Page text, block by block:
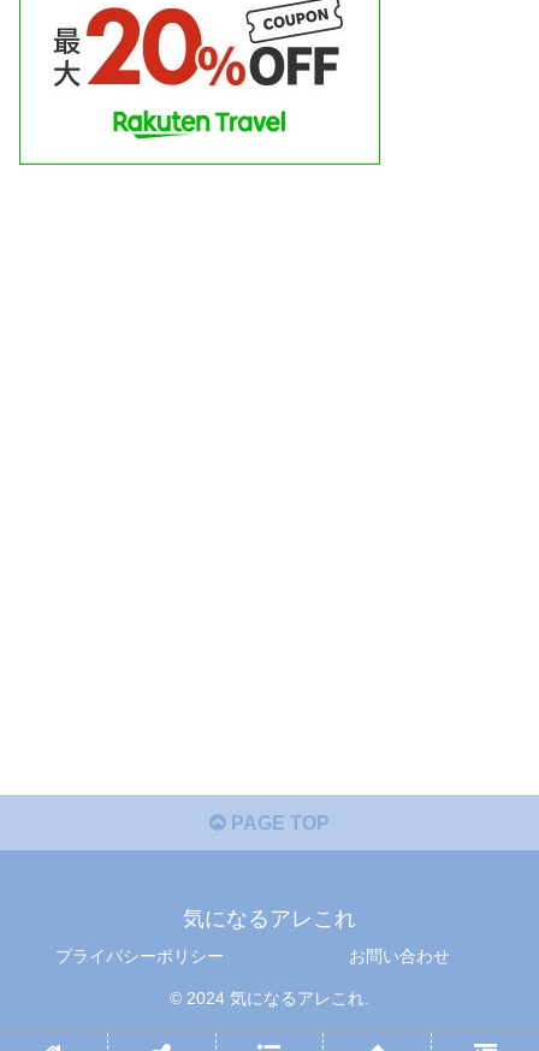
PAGE TOP
気になるアレこれ
プライバシーポリシー お問い合わせ
© 2024 気になるアレこれ.